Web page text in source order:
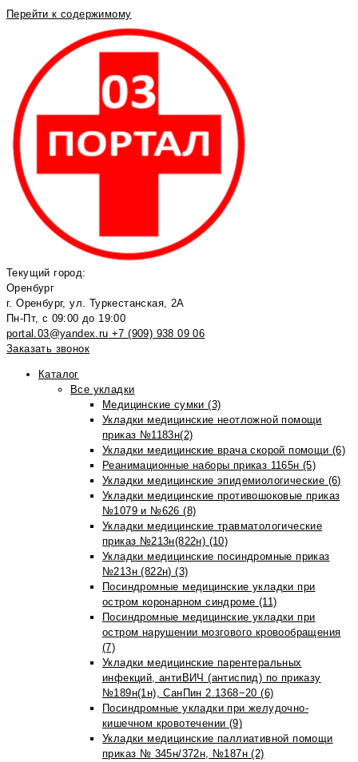
Перейти к содержимому
Текущий город:
Оренбург
г. Оренбург, ул. Туркестанская, 2А
Пн-Пт, с 09:00 до 19:00
portal.03@yandex.ru +7 (909) 938 09 06
Заказать звонок
Каталог
Все укладки
Медицинские сумки (3)
Укладки медицинские неотложной помощи
приказ №1183н(2)
Укладки медицинские врача скорой помощи (6)
Реанимационные наборы приказ 1165н (5)
Укладки медицинские эпидемиологические (6)
Укладки медицинские противошоковые приказ
№1079 и №626 (8)
Укладки медицинские травматологические
приказ №213н(822н) (10)
Укладки медицинские посиндромные приказ
№213н (822н) (3)
Посиндромные медицинские укладки при
остром коронарном синдроме (11)
Посиндромные медицинские укладки при
остром нарушении мозгового кровообращения
(7)
Укладки медицинские парентеральных
инфекций, антиВИЧ (антиспид) по приказу
№189н(1н), СанПин 2.1368−20 (6)
Посиндромные укладки при желудочно-
кишечном кровотечении (9)
Укладки медицинские паллиативной помощи
приказ № 345н/372н, №187н (2)